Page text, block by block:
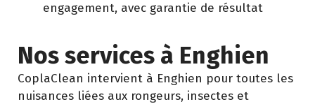
engagement, avec garantie de résultat
Nos services à Enghien
CoplaClean intervient à Enghien pour toutes les
nuisances liées aux rongeurs, insectes et